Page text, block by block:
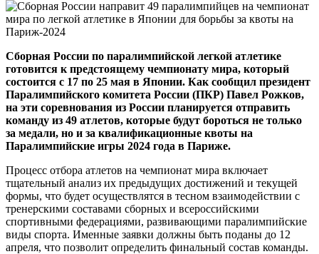
Сборная России по паралимпийской легкой атлетике
готовится к предстоящему чемпионату мира, который
состоится с 17 по 25 мая в Японии. Как сообщил президент
Паралимпийского комитета России (ПКР) Павел Рожков,
на эти соревнования из России планируется отправить
команду из 49 атлетов, которые будут бороться не только
за медали, но и за квалификационные квоты на
Паралимпийские игры 2024 года в Париже.
Процесс отбора атлетов на чемпионат мира включает
тщательный анализ их предыдущих достижений и текущей
формы, что будет осуществлятся в тесном взаимодействии с
тренерскими составами сборных и всероссийскими
спортивными федерациями, развивающими паралимпийские
виды спорта. Именные заявки должны быть поданы до 12
апреля, что позволит определить финальный состав команды.